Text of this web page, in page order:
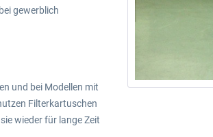
gewerblich
und bei Modellen mit
Filterkartuschen
wieder für lange Zeit